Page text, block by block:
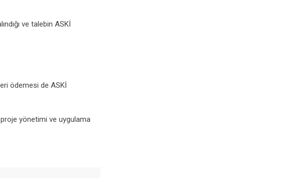
ve talebin ASKİ
ödemesi de ASKİ
yönetimi ve uygulama